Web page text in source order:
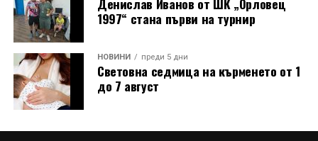
1997“ стана първи на турнир
НОВИНИ преди 5 дни
Световна седмица на кърменето от 1
до 7 август